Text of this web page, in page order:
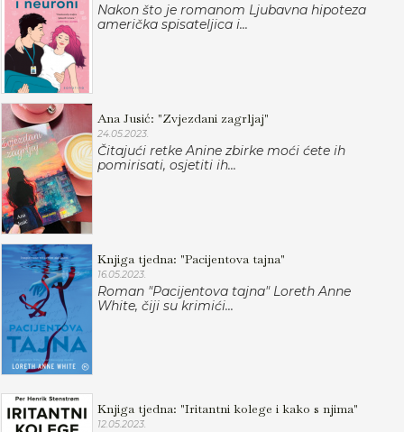
Nakon što je romanom Ljubavna hipoteza
američka spisateljica i...
Ana Jusić: "Zvjezdani zagrljaj"
24.05.2023.
Čitajući retke Anine zbirke moći ćete ih
pomirisati, osjetiti ih...
Knjiga tjedna: "Pacijentova tajna"
16.05.2023.
Roman "Pacijentova tajna" Loreth Anne
White, čiji su krimići...
Knjiga tjedna: "Iritantni kolege i kako s njima"
12.05.2023.